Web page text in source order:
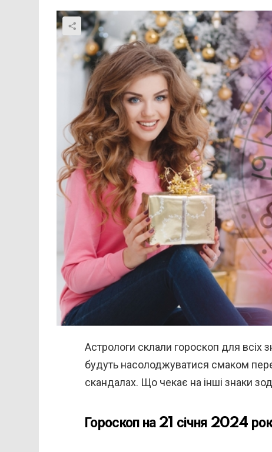
Астрологи склали гороскоп для всіх
будуть насолоджуватися смаком
скандалах. Що чекає на інші знаки
Гороскоп на 21 січня 2024